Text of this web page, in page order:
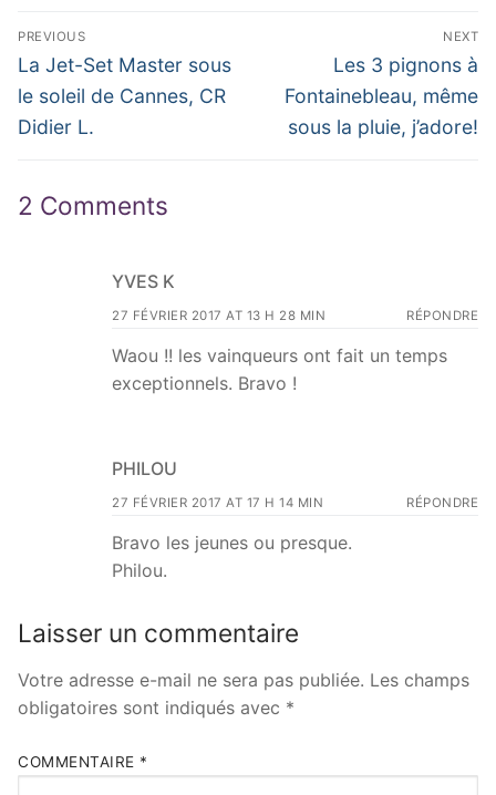
Navigation
de
l’article
PREVIOUS
Previous
post:
La Jet-Set Master sous
le soleil de Cannes, CR
Didier L.
NEXT
Next
post:
Les 3 pignons à
Fontainebleau, même
sous la pluie, j’adore!
2 Comments
YVES K
27 FÉVRIER 2017 AT 13 H 28 MIN RÉPONDRE
Waou !! les vainqueurs ont fait un temps
exceptionnels. Bravo !
PHILOU
27 FÉVRIER 2017 AT 17 H 14 MIN RÉPONDRE
Bravo les jeunes ou presque.
Philou.
Laisser un commentaire
Votre adresse e-mail ne sera pas publiée. Les champs
obligatoires sont indiqués avec *
COMMENTAIRE *